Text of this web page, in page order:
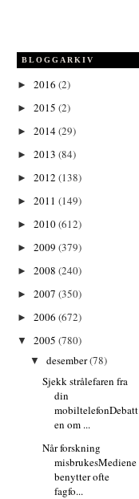
BLOGGARKIV
► 2016 (2)
► 2015 (2)
► 2014(29)
► 2013 (84)
► 2012 (138)
► 2011 (149)
► 2010(612)
► 2009 (379)
► 2008 (240)
► 2007 (350)
► 2006 (672)
▼ 2005 (780)
▼ desember(78)
Sjekk strålefaren fra
din
mobiltelefonDebatt
en om ...
Når forskning
misbrukesMediene
benytter ofte
fagfo...